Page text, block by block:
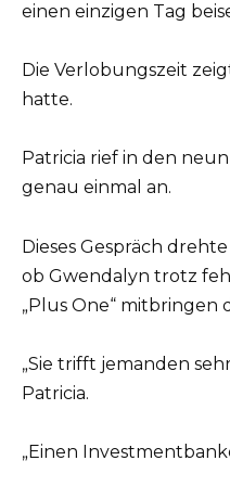
einen einzigen Tag
Die Verlobungszeit
hatte.
Patricia rief in den
genau einmal an.
Dieses Gespräch
ob Gwendalyn trotz
„Plus One“ mitbringen
„Sie trifft jemanden
Patricia.
„Einen